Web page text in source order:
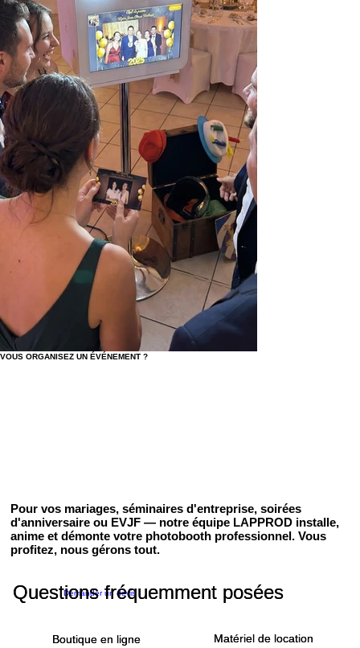
VOUS ORGANISEZ UN ÉVÉNEMENT ?
Pour vos mariages, séminaires d'entreprise, soirées
d'anniversaire ou EVJF — notre équipe LAPPROD installe,
anime et démonte votre photobooth professionnel. Vous
profitez, nous gérons tout.
Demander un devis
Questions fréquemment posées
Boutique en ligne Matériel de location
Questions fréquemment posées
Boutique en ligne Matériel de location